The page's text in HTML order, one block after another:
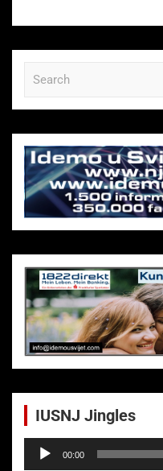
c
h
IUSNJ Jingles
Audio-
Player
00:00